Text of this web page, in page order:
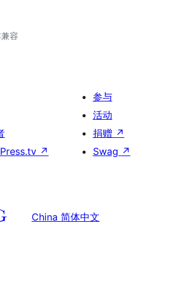
容
↗
参与
活动
捐赠 ↗
Swag ↗
China 简体中文